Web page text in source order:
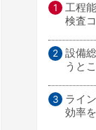
工程
検査
設備
うと
ライ
効率